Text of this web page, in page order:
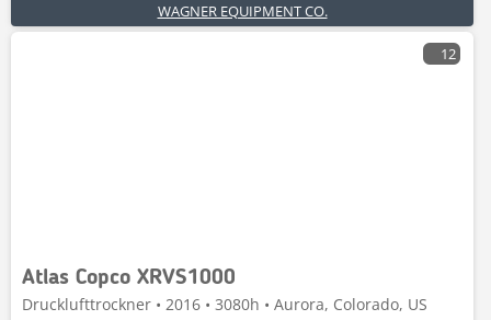
WAGNER EQUIPMENT CO.
12
Atlas Copco XRVS1000
Drucklufttrockner • 2016 • 3080h • Aurora, Colorado, US